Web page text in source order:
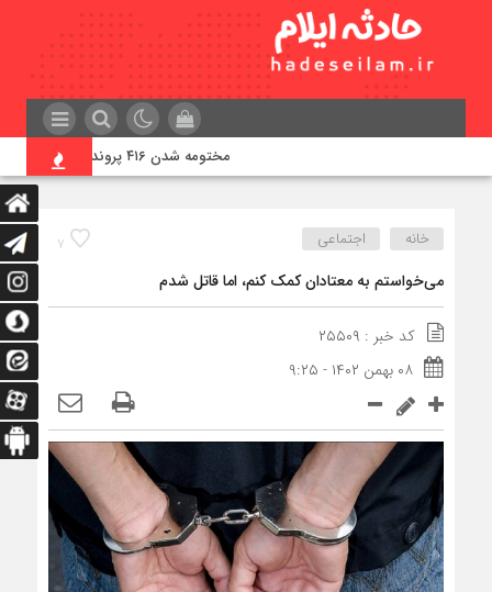
مختومه شدن ۴۱۶ پرونده در هیئت‌های صلح ایلام
۷ خانه اجتماعی
می‌خواستم به معتادان کمک کنم، اما قاتل شدم
کد خبر : ۲۵۵۰۹
۰۸ بهمن ۱۴۰۲ - ۹:۲۵